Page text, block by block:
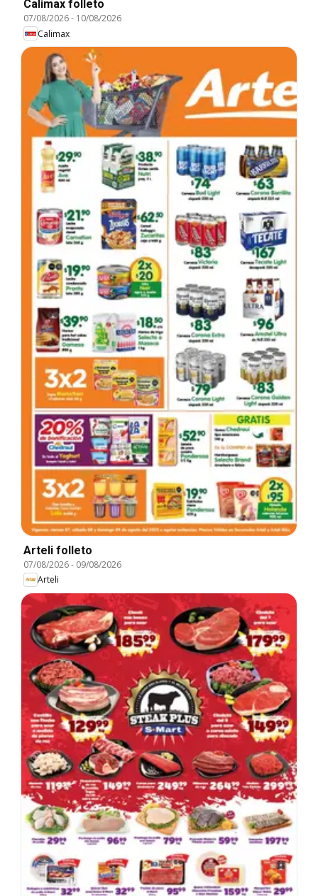
Calimax folleto
07/08/2026- 10/08/2026
Calimax
Arteli folleto
07/08/2026- 09/08/2026
Arteli